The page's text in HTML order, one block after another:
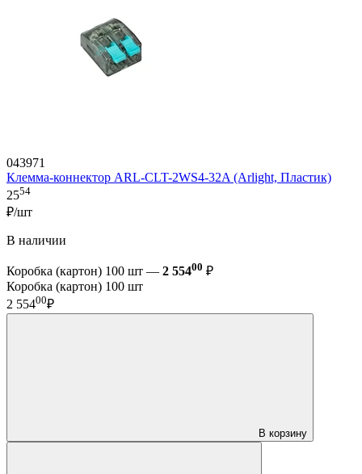
043971
Клемма-коннектор ARL-CLT-2WS4-32A (Arlight, Пластик)
2554
₽/шт
В наличии
Коробка (картон) 100 шт — 2 55400 ₽
Коробка (картон) 100 шт
2 55400₽
В корзину